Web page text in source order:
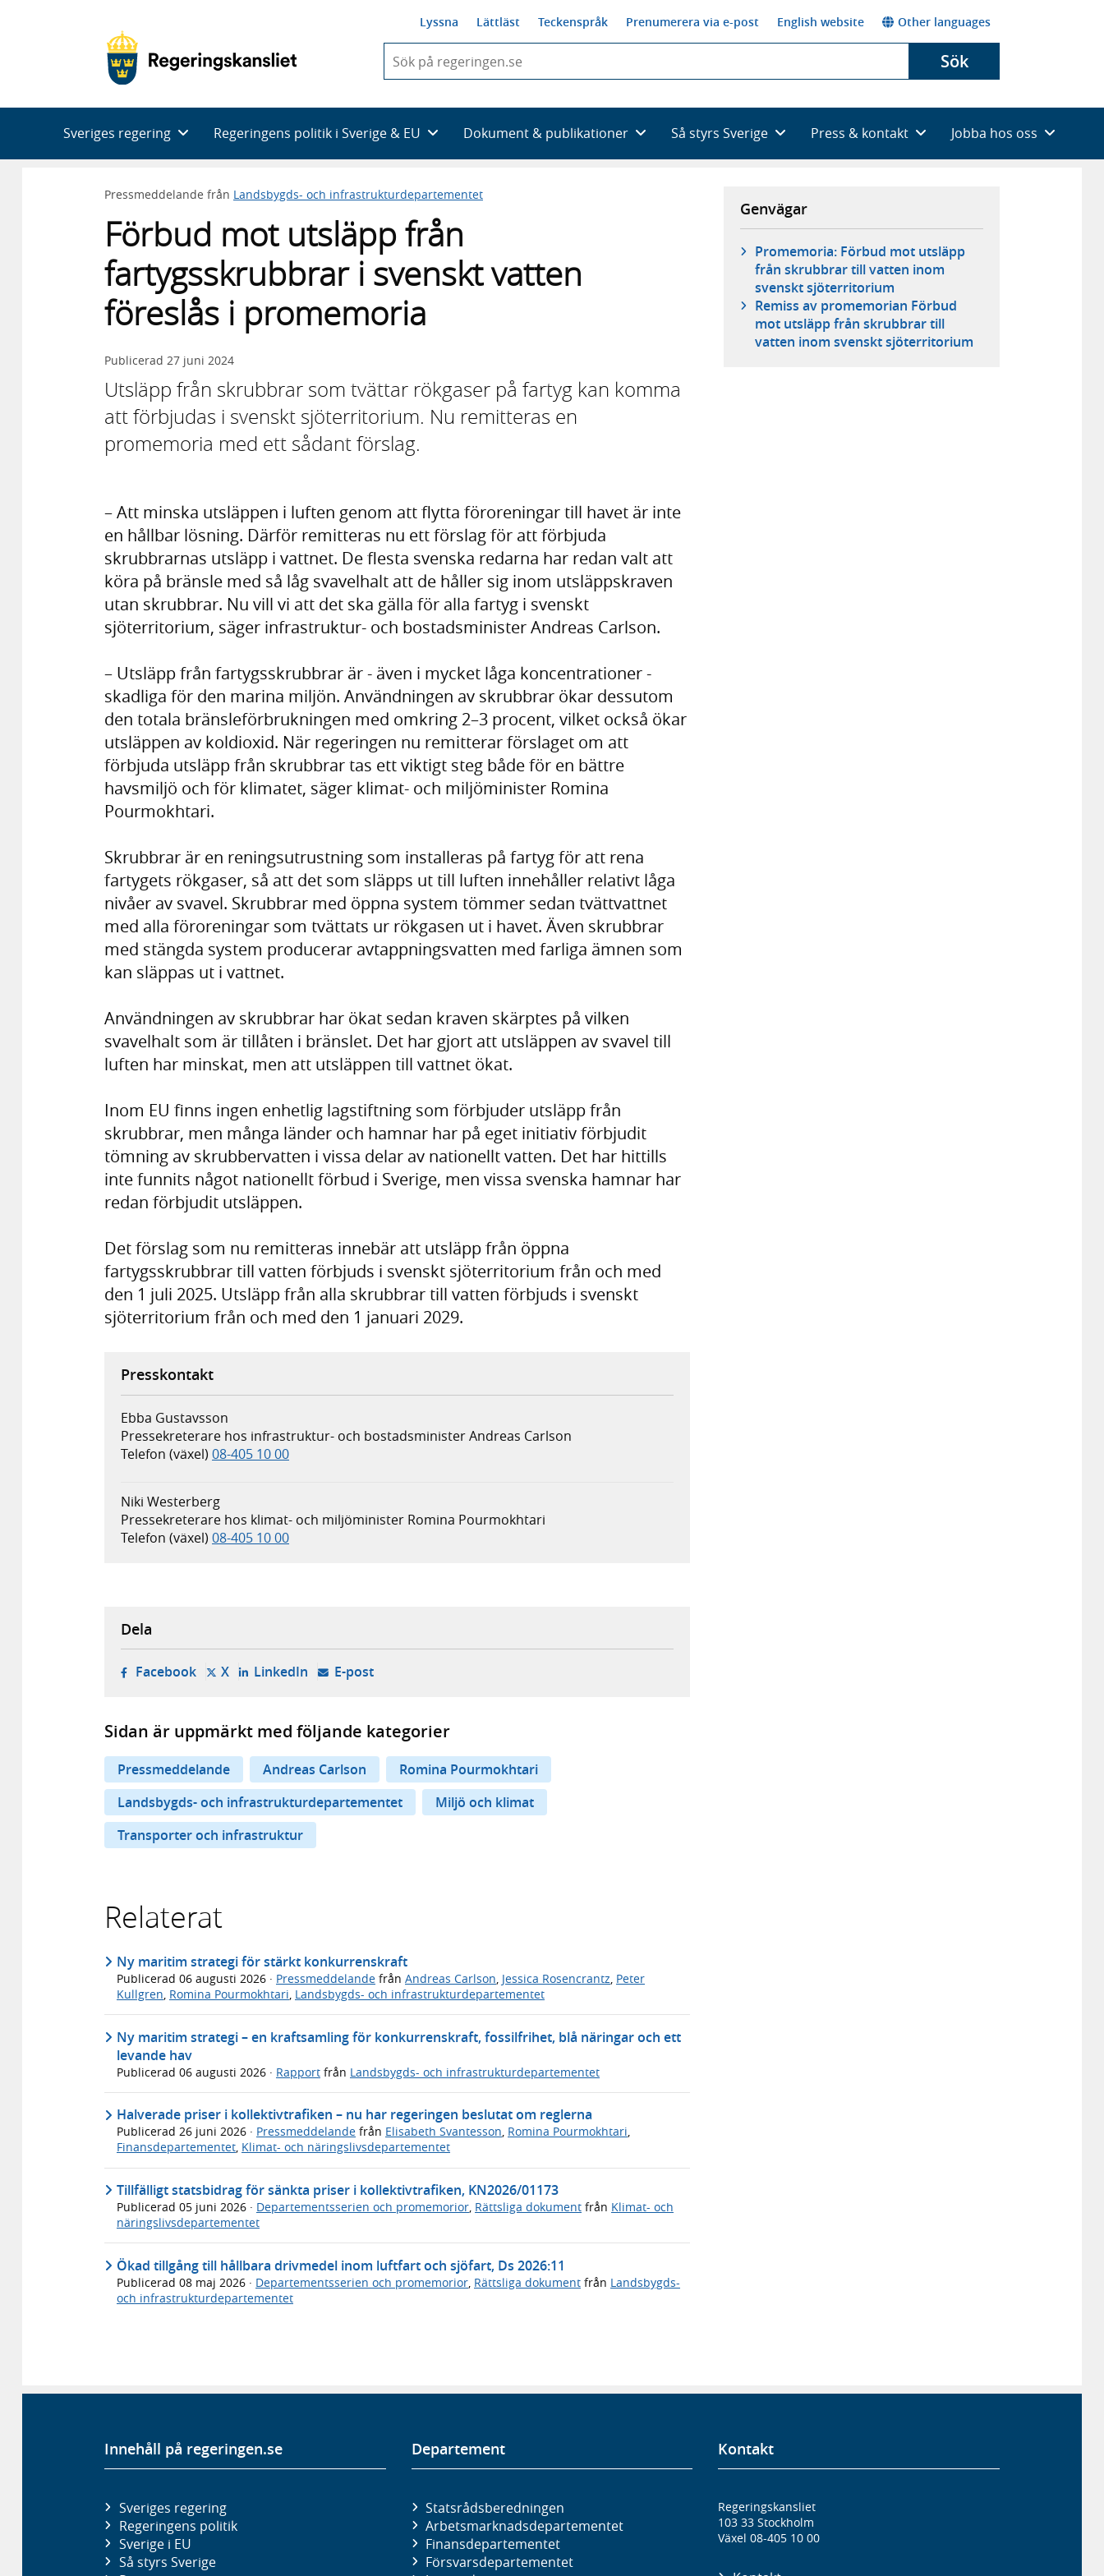
Lyssna Lättläst Teckenspråk Prenumerera via e-post English website Other languages
du
skriva
framträder
en
med
sökförslag
Sök
Sveriges regering Regeringens politik i Sverige & EU Dokument & publikationer Så styrs Sverige Press & kontakt Jobba hos oss
Pressmeddelande från Landsbygds- och infrastrukturdepartementet
Förbud mot utsläpp från
fartygsskrubbrar i svenskt vatten
föreslås i promemoria
Publicerad 27 juni 2024
Utsläpp från skrubbrar som tvättar rökgaser på fartyg kan komma
att förbjudas i svenskt sjöterritorium. Nu remitteras en
promemoria med ett sådant förslag.
– Att minska utsläppen i luften genom att flytta föroreningar till havet är inte
en hållbar lösning. Därför remitteras nu ett förslag för att förbjuda
skrubbrarnas utsläpp i vattnet. De flesta svenska redarna har redan valt att
köra på bränsle med så låg svavelhalt att de håller sig inom utsläppskraven
utan skrubbrar. Nu vill vi att det ska gälla för alla fartyg i svenskt
sjöterritorium, säger infrastruktur- och bostadsminister Andreas Carlson.
– Utsläpp från fartygsskrubbrar är - även i mycket låga koncentrationer -
skadliga för den marina miljön. Användningen av skrubbrar ökar dessutom
den totala bränsleförbrukningen med omkring 2–3 procent, vilket också ökar
utsläppen av koldioxid. När regeringen nu remitterar förslaget om att
förbjuda utsläpp från skrubbrar tas ett viktigt steg både för en bättre
havsmiljö och för klimatet, säger klimat- och miljöminister Romina
Pourmokhtari.
Skrubbrar är en reningsutrustning som installeras på fartyg för att rena
fartygets rökgaser, så att det som släpps ut till luften innehåller relativt låga
nivåer av svavel. Skrubbrar med öppna system tömmer sedan tvättvattnet
med alla föroreningar som tvättats ur rökgasen ut i havet. Även skrubbrar
med stängda system producerar avtappningsvatten med farliga ämnen som
kan släppas ut i vattnet.
Användningen av skrubbrar har ökat sedan kraven skärptes på vilken
svavelhalt som är tillåten i bränslet. Det har gjort att utsläp­pen av svavel till
luften har minskat, men att utsläppen till vattnet ökat.
Inom EU finns ingen enhetlig lagstiftning som förbjuder utsläpp från
skrubbrar, men många länder och hamnar har på eget initiativ förbjudit
tömning av skrubbervatten i vissa delar av nationellt vatten. Det har hittills
inte funnits något nationellt förbud i Sverige, men vissa svenska hamnar har
redan förbjudit utsläppen.
Det förslag som nu remitteras innebär att utsläpp från öppna
fartygsskrubbrar till vatten förbjuds i svenskt sjöterritorium från och med
den 1 juli 2025. Utsläpp från alla skrubbrar till vatten förbjuds i svenskt
sjöterritorium från och med den 1 januari 2029.
Presskontakt
Ebba Gustavsson
Pressekreterare hos infrastruktur- och bostadsminister Andreas Carlson
Telefon (växel) 08-405 10 00
Niki Westerberg
Pressekreterare hos klimat- och miljöminister Romina Pourmokhtari
Telefon (växel) 08-405 10 00
Genvägar
Promemoria: Förbud mot utsläpp
från skrubbrar till vatten inom
svenskt sjöterritorium
Remiss av promemorian Förbud
mot utsläpp från skrubbrar till
vatten inom svenskt sjöterritorium
Dela
Facebook- öppnas i ny flik, extern webbplats,
X- öppnas i ny flik, extern webbplats,
LinkedIn- öppnas i ny flik, extern webbplats,
E-post- öppnar din e-postklient,
Sidan är uppmärkt med följande kategorier
Pressmeddelande Andreas Carlson
Romina Pourmokhtari
Landsbygds- och infrastrukturdepartementet
Miljö och klimat
Transporter och infrastruktur
Relaterat
Ny maritim strategi för stärkt konkurrenskraft
Publicerad 06 augusti 2026 · Pressmeddelande från Andreas Carlson, Jessica Rosencrantz, Peter
Kullgren, Romina Pourmokhtari, Landsbygds- och infrastrukturdepartementet
Ny maritim strategi – en kraftsamling för konkurrenskraft, fossilfrihet, blå näringar och ett
levande hav
Publicerad 06 augusti 2026 · Rapport från Landsbygds- och infrastrukturdepartementet
Halverade priser i kollektivtrafiken – nu har regeringen beslutat om reglerna
Publicerad 26 juni 2026 · Pressmeddelande från Elisabeth Svantesson, Romina Pourmokhtari,
Finansdepartementet, Klimat- och näringslivsdepartementet
Tillfälligt statsbidrag för sänkta priser i kollektivtrafiken, KN2026/01173
Publicerad 05 juni 2026 · Departementsserien och promemorior, Rättsliga dokument från Klimat- och
näringslivsdepartementet
Ökad tillgång till hållbara drivmedel inom luftfart och sjöfart, Ds 2026:11
Publicerad 08 maj 2026 · Departementsserien och promemorior Rättsliga dokument från Landsbygds-
och infrastrukturdepartementet
Innehåll på regeringen.se
Sveriges regering
Regeringens politik
Sverige i EU
Så styrs Sverige
Departement
Statsrådsberedningen
Arbetsmarknads­departementet
Finans­departementet
Försvars­departementet
Kontakt
Regeringskansliet
103 33 Stockholm
Växel 08-405 10 00